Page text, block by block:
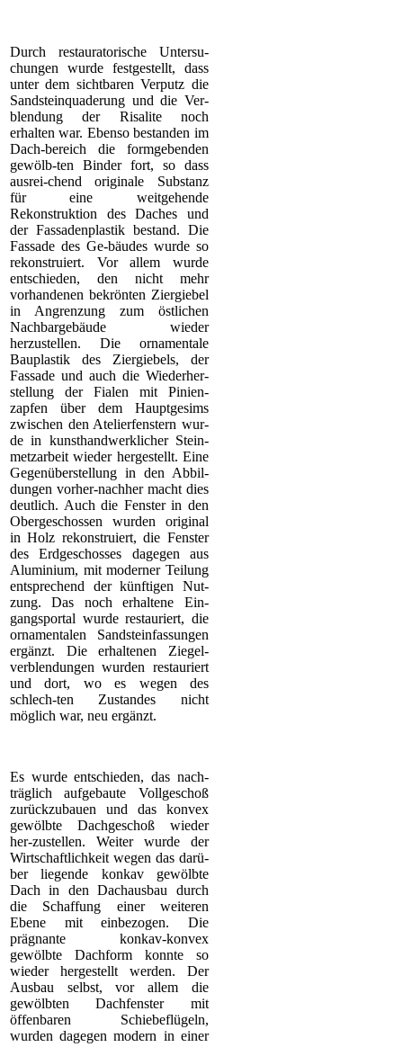
Durch restauratorische Untersu-
chungen wurde festgestellt, dass
unter dem sichtbaren Verputz die
Sandsteinquaderung und die Ver-
blendung der Risalite noch
erhalten war. Ebenso bestanden im
Dach-bereich die formgebenden
gewölb-ten Binder fort, so dass
ausrei-chend originale Substanz
für eine weitgehende
Rekonstruktion des Daches und
der Fassadenplastik bestand. Die
Fassade des Ge-bäudes wurde so
rekonstruiert. Vor allem wurde
entschieden, den nicht mehr
vorhandenen bekrönten Ziergiebel
in Angrenzung zum östlichen
Nachbargebäude wieder
herzustellen. Die ornamentale
Bauplastik des Ziergiebels, der
Fassade und auch die Wiederher-
stellung der Fialen mit Pinien-
zapfen über dem Hauptgesims
zwischen den Atelierfenstern wur-
de in kunsthandwerklicher Stein-
metzarbeit wieder hergestellt. Eine
Gegenüberstellung in den Abbil-
dungen vorher-nachher macht dies
deutlich. Auch die Fenster in den
Obergeschossen wurden original
in Holz rekonstruiert, die Fenster
des Erdgeschosses dagegen aus
Aluminium, mit moderner Teilung
entsprechend der künftigen Nut-
zung. Das noch erhaltene Ein-
gangsportal wurde restauriert, die
ornamentalen Sandsteinfassungen
ergänzt. Die erhaltenen Ziegel-
verblendungen wurden restauriert
und dort, wo es wegen des
schlech-ten Zustandes nicht
möglich war, neu ergänzt.
Es wurde entschieden, das nach-
träglich aufgebaute Vollgeschoß
zurückzubauen und das konvex
gewölbte Dachgeschoß wieder
her-zustellen. Weiter wurde der
Wirtschaftlichkeit wegen das darü-
ber liegende konkav gewölbte
Dach in den Dachausbau durch
die Schaffung einer weiteren
Ebene mit einbezogen. Die
prägnante konkav-konvex
gewölbte Dachform konnte so
wieder hergestellt werden. Der
Ausbau selbst, vor allem die
gewölbten Dachfenster mit
öffenbaren Schiebeflügeln,
wurden dagegen modern in einer